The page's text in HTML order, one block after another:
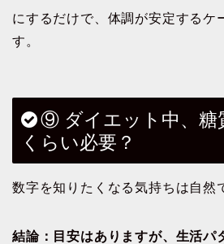
にするだけで、体調が安定するケ
す。
⑨ ダイエット中、糖
くらい必要？
数字を知りたくなる気持ちは自然
結論：目安はありますが、生活パ